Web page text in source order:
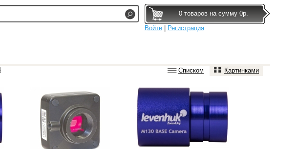
Списком Картинками
0 товаров на сумму 0р.
Войти
Регистрация